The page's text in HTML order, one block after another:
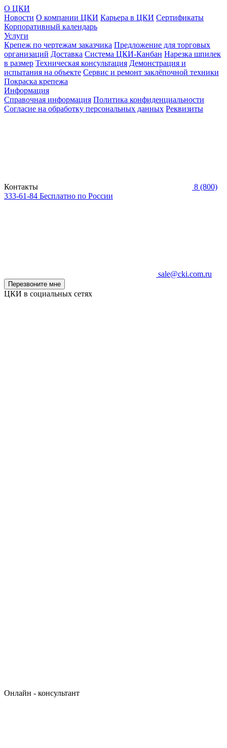
О ЦКИ
Новости О компании ЦКИ Карьера в ЦКИ Сертификаты
Корпоративный календарь
Услуги
Крепеж по чертежам заказчика Предложение для торговых
организаций Доставка Система ЦКИ-Канбан Нарезка шпилек
в размер Техническая консультация Демонстрация и
испытания на объекте Сервис и ремонт заклёпочной техники
Покраска крепежа
Информация
Справочная информация Политика конфиденциальности
Согласие на обработку персональных данных Реквизиты
Контакты
8 (800)
333-61-84 Бесплатно по России
sale@cki.com.ru
Перезвоните мне
ЦКИ в социальных сетях
Онлайн - консультант